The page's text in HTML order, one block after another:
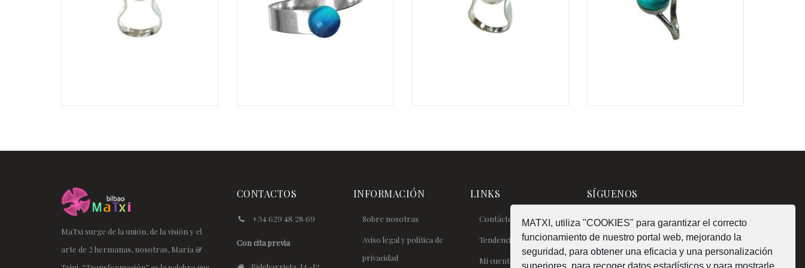
MATXI, utiliza "COOKIES" para garantizar el correcto
funcionamiento de nuestro portal web, mejorando la
seguridad, para obtener una eficacia y una personalización
MaTxi surge de la unión, de la visión y el
arte de 2 hermanas, nosotras, María &
CONTACTOS
+34 629 48 28 69
Con cita previa
INFORMACIÓN
Sobre nosotras
Aviso legal y política de
privacidad
LINKS
Contáctenos
Tendencias
Mi cuenta
SÍGUENOS
¿Como fabricamos?